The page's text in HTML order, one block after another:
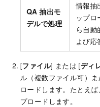
QA 抽出モ
デルで処理
情報抽
ップロ
ら自動
よび応
[ファイル] または [ディ
ル（複数ファイル可）
ロードします。たとえば、
プロードします。